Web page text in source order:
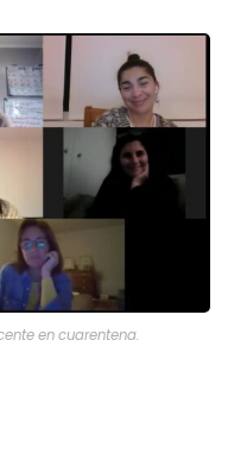
en cuarentena.